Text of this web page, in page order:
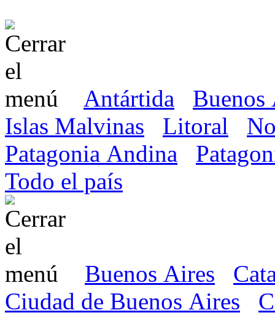
Antártida
Buenos
Islas Malvinas
Litoral
Patagonia Andina
Todo el país
Buenos Aires
Ciudad de Buenos Aires